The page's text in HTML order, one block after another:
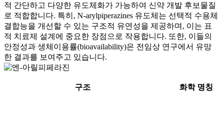
적 간단하고 다양한 유도체화가 가능하여 신약 개발 후보물질
로 적합합니다. 특히, N-arylpiperazines 유도체는 선택적 수용체
결합능을 개선할 수 있는 구조적 유연성을 제공하며, 이는 표
적 치료제 설계에 중요한 장점으로 작용합니다. 또한, 이들의
안정성과 생체이용률(bioavailability)은 전임상 연구에서 유망
한 결과를 보여주고 있습니다.
구조 화학 명칭